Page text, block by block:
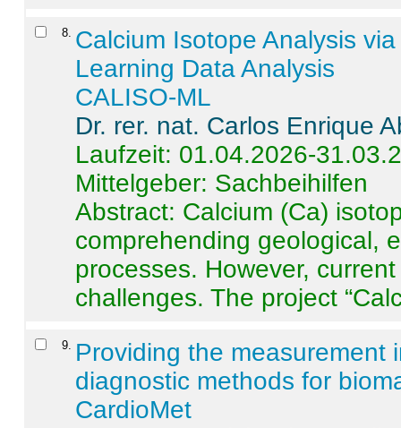
8 Calcium Isotope Analysis
Learning Data Analysis
CALISO-ML
Dr. rer. nat. Carlos Enrique
Laufzeit: 01.04.2026-
Mittelgeber: Sachbeihilfen
Abstract: Calcium (Ca)
comprehending geological,
processes. However,
challenges. The project
9
Providing the measurement
diagnostic methods for
CardioMet